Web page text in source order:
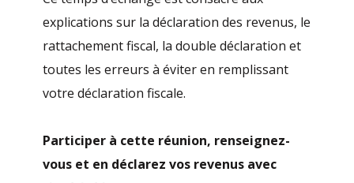
explications sur la déclaration des revenus, le
rattachement fiscal, la double déclaration et
toutes les erreurs à éviter en remplissant
votre déclaration fiscale.
Participer à cette réunion, renseignez-
vous et en déclarez vos revenus avec